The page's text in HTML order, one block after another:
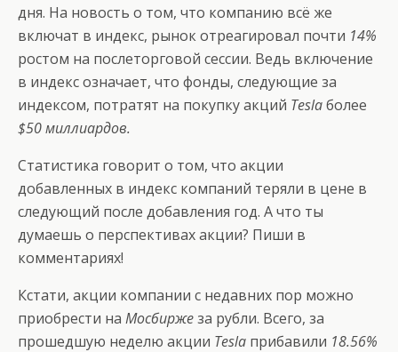
дня. На новость о том, что компанию всё же
включат в индекс, рынок отреагировал почти 14%
ростом на послеторговой сессии. Ведь включение
в индекс означает, что фонды, следующие за
индексом, потратят на покупку акций Teslaболее
$50 миллиардов.
Статистика говорит о том, что акции
добавленных в индекс компаний теряли в цене в
следующий после добавления год. А что ты
думаешь о перспективах акции? Пиши в
комментариях!
Кстати, акции компании с недавних пор можно
приобрести на Мосбиржеза рубли. Всего, за
прошедшую неделю акции Tesla прибавили 18.56%